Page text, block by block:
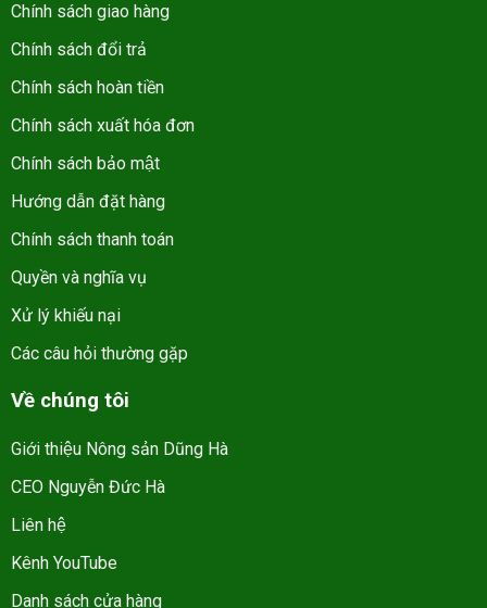
Chính sách giao hàng
Chính sách đổi trả
Chính sách hoàn tiền
Chính sách xuất hóa đơn
Chính sách bảo mật
Hướng dẫn đặt hàng
Chính sách thanh toán
Quyền và nghĩa vụ
Xử lý khiếu nại
Các câu hỏi thường gặp
Về chúng tôi
Giới thiệu Nông sản Dũng Hà
CEO Nguyễn Đức Hà
Liên hệ
Kênh YouTube
Danh sách cửa hàng